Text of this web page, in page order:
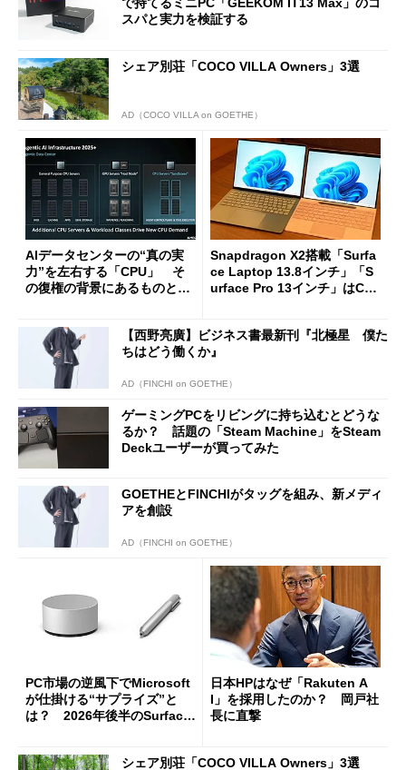
で持てるミニPC「GEEKOM IT13 Max」のコ
スパと実力を検証する
シェア別荘「COCO VILLA Owners」3選
AD（COCO VILLA on GOETHE）
AIデータセンターの“真の実
力”を左右する「CPU」 そ
の復権の背景にあるものと
Snapdragon X2搭載「Surfa
ce Laptop 13.8インチ」「S
urface Pro 13インチ」はCop
た
【西野亮廣】ビジネス書最新刊『北極星 僕た
ちはどう働くか』
AD（FINCHI on GOETHE）
ゲーミングPCをリビングに持ち込むとどうな
るか？ 話題の「Steam Machine」をSteam
Deckユーザーが買ってみた
GOETHEとFINCHIがタッグを組み、新メディ
アを創設
AD（FINCHI on GOETHE）
PC市場の逆風下でMicrosoft
が仕掛ける“サプライズ”と
は？ 2026年後半のSurface
日本HPはなぜ「Rakuten A
I」を採用したのか？ 岡戸社
長に直撃
シェア別荘「COCO VILLA Owners」3選